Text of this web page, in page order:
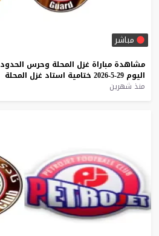
مباشر
مشاهدة مباراة غزل المحلة وحرس الحدود
اليوم 29-5-2026 ختامية استاد غزل المحلة
منذ شهرين